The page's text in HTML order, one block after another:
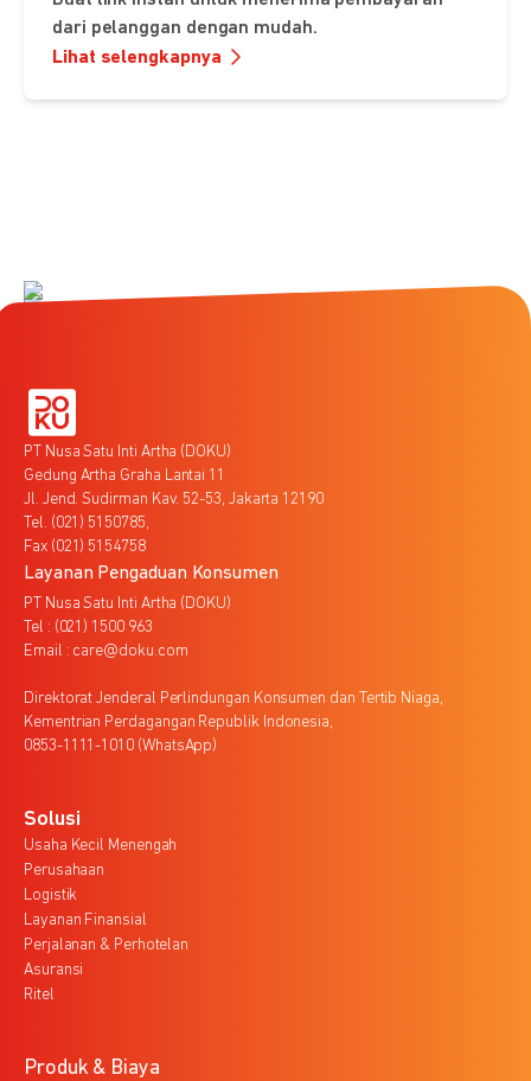
dari pelanggan dengan mudah.
Lihat selengkapnya
PT Nusa Satu Inti Artha (DOKU)
Gedung Artha Graha Lantai 11
Jl. Jend. Sudirman Kav. 52-53, Jakarta 12190
Tel. (021) 5150785,
Fax (021) 5154758
Layanan Pengaduan Konsumen
PT Nusa Satu Inti Artha (DOKU)
Tel : (021) 1500 963
Email : care@doku.com
Direktorat Jenderal Perlindungan Konsumen dan Tertib Niaga,
Kementrian Perdagangan Republik Indonesia,
0853-1111-1010 (WhatsApp)
Solusi
Usaha Kecil Menengah
Perusahaan
Logistik
Layanan Finansial
Perjalanan & Perhotelan
Asuransi
Ritel
Produk & Biaya